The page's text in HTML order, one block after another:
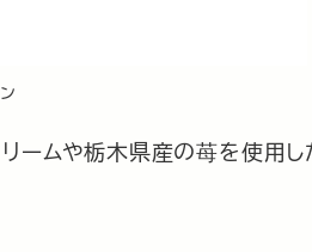
ームや栃木県産の苺を使用